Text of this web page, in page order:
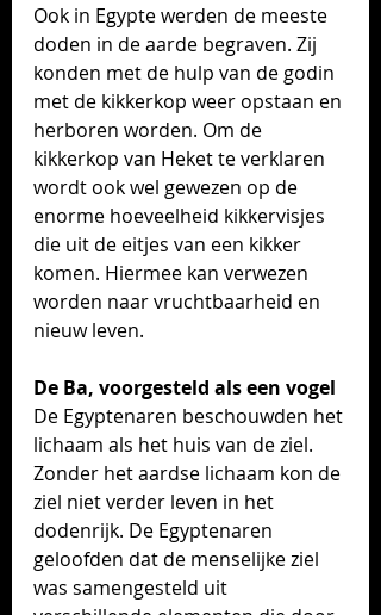
Ook in Egypte werden de meeste
doden in de aarde begraven. Zij
konden met de hulp van de godin
met de kikkerkop weer opstaan en
herboren worden. Om de
kikkerkop van Heket te verklaren
wordt ook wel gewezen op de
enorme hoeveelheid kikkervisjes
die uit de eitjes van een kikker
komen. Hiermee kan verwezen
worden naar vruchtbaarheid en
nieuw leven.
De Ba, voorgesteld als een vogel
De Egyptenaren beschouwden het
lichaam als het huis van de ziel.
Zonder het aardse lichaam kon de
ziel niet verder leven in het
dodenrijk. De Egyptenaren
geloofden dat de menselijke ziel
was samengesteld uit